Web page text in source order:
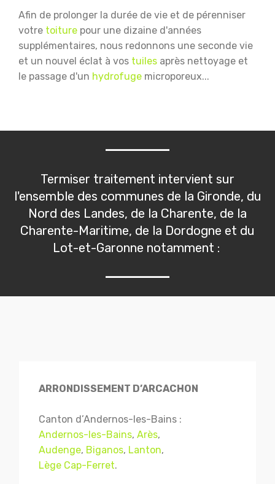
Afin de prolonger la durée de vie et de pérenniser
votre toiture pour une dizaine d'années
supplémentaires, nous redonnons une seconde vie
et un nouvel éclat à vos tuiles après nettoyage et
le passage d'un hydrofuge microporeux...
Termiser traitement intervient sur
l'ensemble des communes de la Gironde, du
Nord des Landes, de la Charente, de la
Charente-Maritime, de la Dordogne et du
Lot-et-Garonne notamment :
ARRONDISSEMENT D’ARCACHON
Canton d’Andernos-les-Bains :
Andernos-les-Bains, Arès,
Audenge, Biganos, Lanton,
Lège Cap-Ferret.